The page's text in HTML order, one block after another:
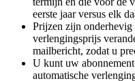
eerste jaar versus elk
Prijzen zijn
verlengingsprijs
mailbericht, zodat u
U kunt uw
automatische